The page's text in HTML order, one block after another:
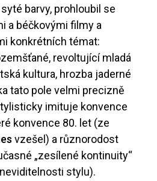
barvy, prohloubil se
a béčkovými filmy a
konkrétních témat:
revoltující mladá
kultura, hrozba jaderné
tato pole velmi precizně
imituje konvence
konvence 80. let (ze
vzešel) a různorodost
„zesílené kontinuity“
stylu).